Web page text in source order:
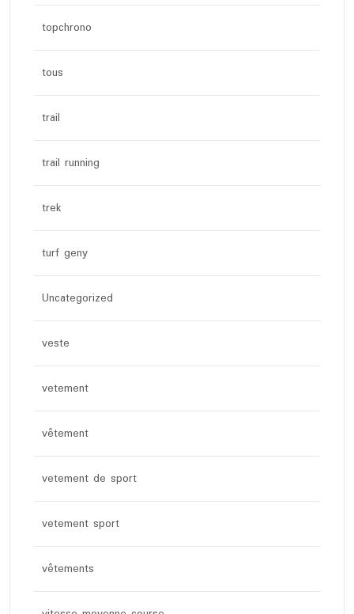
topchrono
tous
trail
trail running
trek
turf geny
Uncategorized
veste
vetement
vêtement
vetement de sport
vetement sport
vêtements